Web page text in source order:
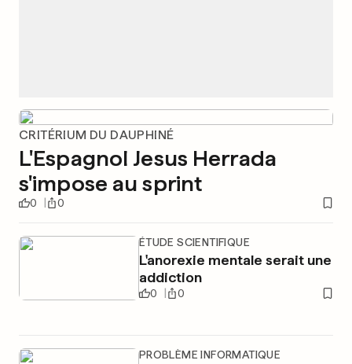
CRITÉRIUM DU DAUPHINÉ
L'Espagnol Jesus Herrada
s'impose au sprint
0 0
ÉTUDE SCIENTIFIQUE
L'anorexie mentale serait une
addiction
0 0
PROBLÈME INFORMATIQUE